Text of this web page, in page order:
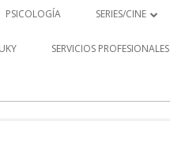
PSICOLOGÍA SERIES/CINE
SERIES
SERVICIOS PROFESIONALES